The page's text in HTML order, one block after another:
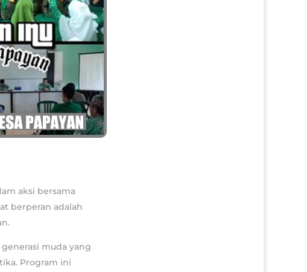
aksi bersama
berperan adalah
muda yang
Program ini